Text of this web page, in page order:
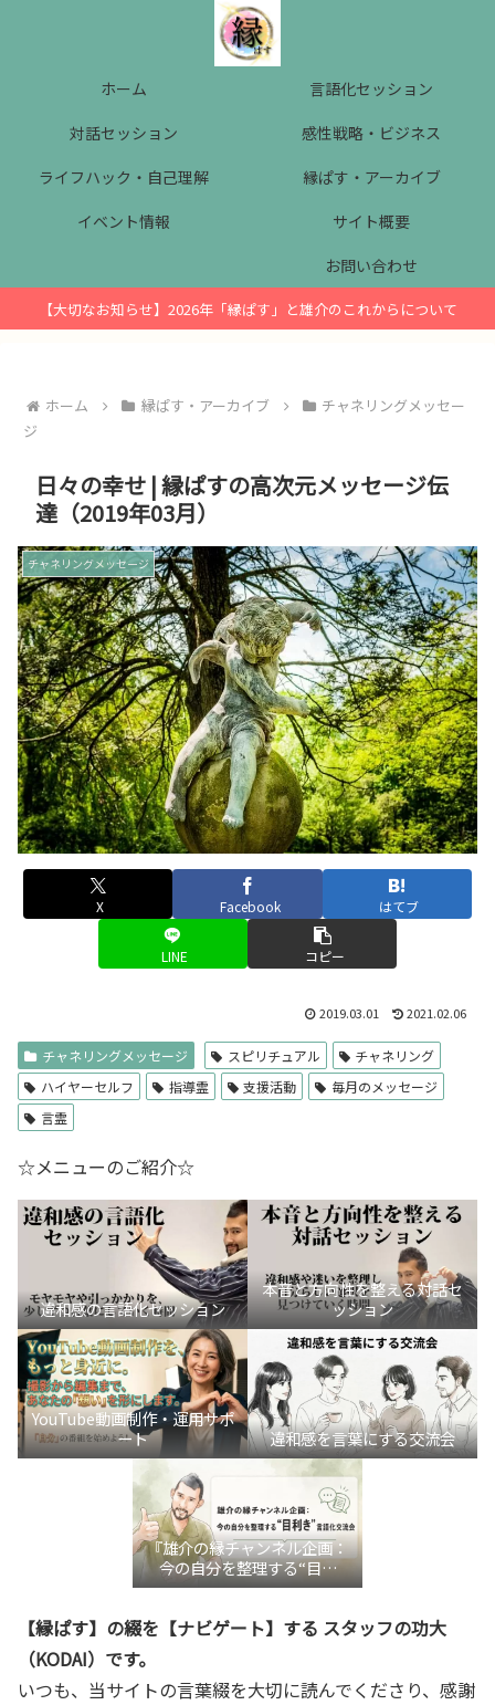
ホーム
言語化セッション
対話セッション
感性戦略・ビジネス
ライフハック・自己理解
縁ぱす・アーカイブ
イベント情報
サイト概要
お問い合わせ
【大切なお知らせ】2026年「縁ぱす」と雄介のこれからについて
ホーム 縁ぱす・アーカイブ
チャネリングメッセー
ジ
日々の幸せ | 縁ぱすの高次元メッセージ伝
達（2019年03月）
チャネリングメッセージ
X Facebook はてブ
LINE コピー
2019.03.01 2021.02.06
チャネリングメッセージ スピリチュアル
チャネリング
ハイヤーセルフ
指導霊 支援活動
毎月のメッセージ
言霊
☆メニューのご紹介☆
違和感の言語化セッション
本音と方向性を整える対話セ
ッション
YouTube動画制作・運用サポ
ート
違和感を言葉にする交流会
『雄介の縁チャンネル企画：
今の自分を整理する“目利
き”言語化交流会』
【縁ぱす】の綴を【ナビゲート】する スタッフの功大
（KODAI）です。
いつも、当サイトの言葉綴を大切に読んでくださり、感謝